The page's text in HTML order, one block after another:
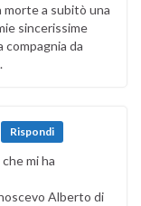
morte a subitò una
sincerissime
compagnia da
Rispondi
mi ha
Alberto di